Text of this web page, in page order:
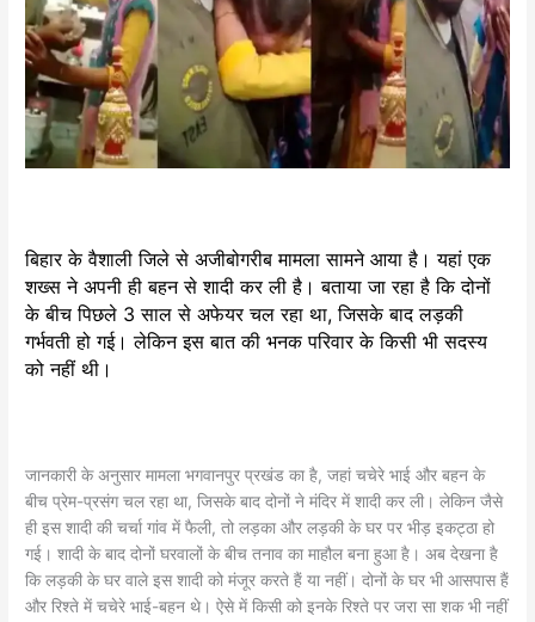
बिहार के वैशाली जिले से अजीबोगरीब मामला सामने आया है। यहां एक
शख्स ने अपनी ही बहन से शादी कर ली है। बताया जा रहा है कि दोनों
के बीच पिछले 3 साल से अफेयर चल रहा था, जिसके बाद लड़की
गर्भवती हो गई। लेकिन इस बात की भनक परिवार के किसी भी सदस्य
को नहीं थी।
जानकारी के अनुसार मामला भगवानपुर प्रखंड का है, जहां चचेरे भाई और बहन के
बीच प्रेम-प्रसंग चल रहा था, जिसके बाद दोनों ने मंदिर में शादी कर ली। लेकिन जैसे
ही इस शादी की चर्चा गांव में फैली, तो लड़का और लड़की के घर पर भीड़ इकट्ठा हो
गई। शादी के बाद दोनों घरवालों के बीच तनाव का माहौल बना हुआ है। अब देखना है
कि लड़की के घर वाले इस शादी को मंजूर करते हैं या नहीं। दोनों के घर भी आसपास हैं
और रिश्ते में चचेरे भाई-बहन थे। ऐसे में किसी को इनके रिश्ते पर जरा सा शक भी नहीं